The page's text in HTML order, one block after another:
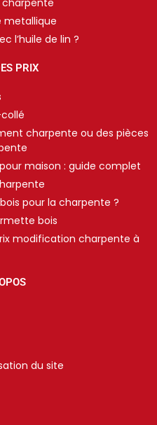
charpente
metallique
l’huile de lin ?
PRIX
charpente ou des pièces
maison : guide complet
pour la charpente ?
bois
modification charpente à
du site